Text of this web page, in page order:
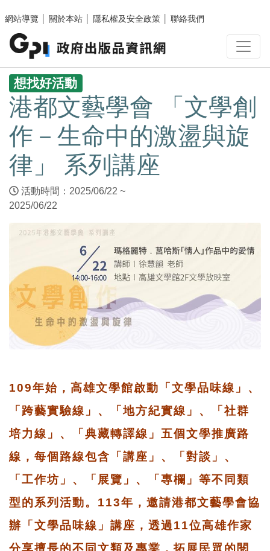
網站導覽
關於本站 隱私權及安全政策 聯絡我們
:::
想找好活動
港都文藝學會 「文學創
作－生命中的激盪與旋
律」 系列講座
活動時間：2025/06/22 ~
2025/06/22
109年始，高雄文學館啟動「文學品味線」、
「跨藝實驗線」、「地方紀實線」、「社群
培力線」、「典藏轉譯線」五個文學推廣路
線，每個路線包含「講座」、「對談」、
「工作坊」、「展覽」、「專欄」等不同類
型的系列活動。113年，邀請港都文藝學會協
辦「文學品味線」講座，透過11位高雄作家
分享擅長的不同文類及專業，拓展民眾的閱